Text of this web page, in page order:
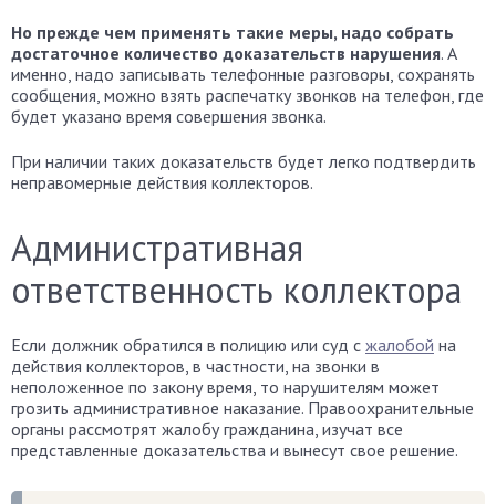
Но прежде чем применять такие меры, надо собрать
достаточное количество доказательств нарушения. А
именно, надо записывать телефонные разговоры, сохранять
сообщения, можно взять распечатку звонков на телефон, где
будет указано время совершения звонка.
При наличии таких доказательств будет легко подтвердить
неправомерные действия коллекторов.
Административная
ответственность коллектора
Если должник обратился в полицию или суд с жалобой на
действия коллекторов, в частности, на звонки в
неположенное по закону время, то нарушителям может
грозить административное наказание. Правоохранительные
органы рассмотрят жалобу гражданина, изучат все
представленные доказательства и вынесут свое решение.